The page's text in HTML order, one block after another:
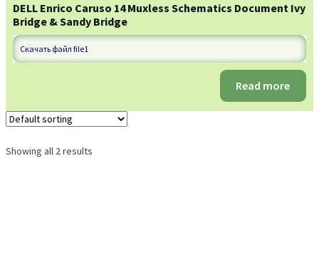
DELL Enrico Caruso 14 Muxless Schematics Document Ivy
Bridge & Sandy Bridge
Скачать файл file1
Read more
Showing all 2 results